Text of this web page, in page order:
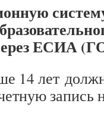
через
14 лет
запись